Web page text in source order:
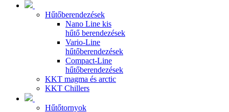
Hűtőberendezések
Nano Line kis
hűtő berendezések
Vario-Line
hűtőberendezések
Compact-Line
hűtőberendezések
KKT magma és arctic
KKT Chillers
Hűtőtornyok